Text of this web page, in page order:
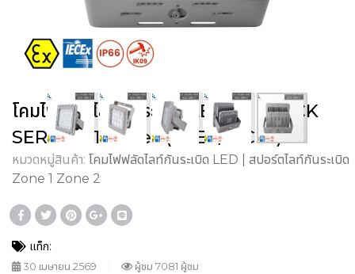
โคมไฟฟลัดไลท์กันระเบิด LED รุ่น BLOCK
SERIES C1 Series (ATEX/IECEx)
หมวดหมู่สินค้า: โคมไฟฟลัดไลท์กันระเบิด LED | สปอร์ตไลท์กันระเบิด
Zone 1 Zone 2
แท็ก:
30 เมษายน 2569 ผู้ชม 7081 ผู้ชม